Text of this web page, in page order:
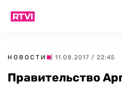
НОВОСТИ | 11.08.2017 / 22:45
Правительство